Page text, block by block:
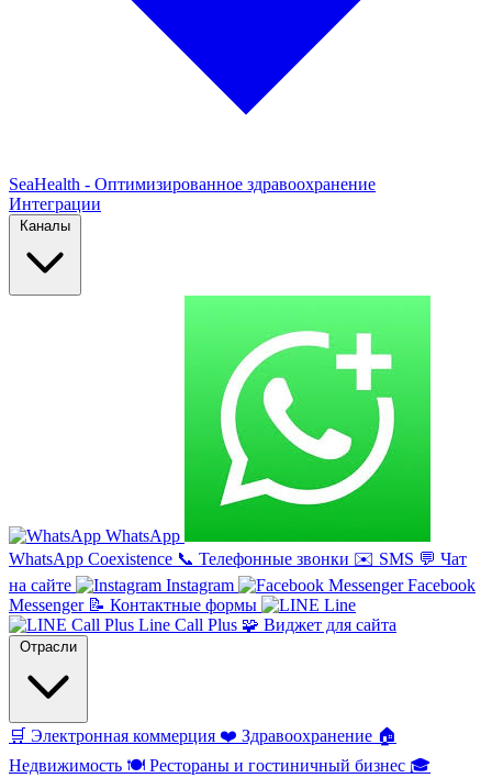
SeaHealth - Оптимизированное здравоохранение
Интеграции
Каналы
WhatsApp
WhatsApp Coexistence 📞 Телефонные звонки ✉️ SMS 💬 Чат
на сайте
Instagram
Facebook
Messenger 📝 Контактные формы
Line
Line Call Plus 🧩 Виджет для сайта
Отрасли
🛒 Электронная коммерция ❤️ Здравоохранение 🏠
Недвижимость 🍽️ Рестораны и гостиничный бизнес 🎓